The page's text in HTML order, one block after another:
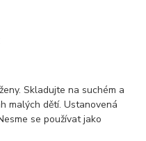
Skladujte na suchém a
malých dětí. Ustanovená
se používat jako